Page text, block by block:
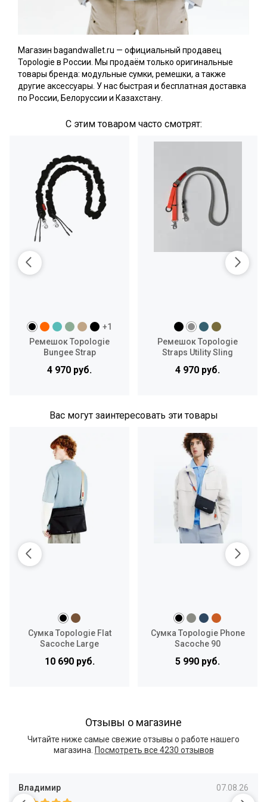
Магазин bagandwallet.ru — официальный продавец
Topologie в России. Мы продаём только оригинальные
товары бренда: модульные сумки, ремешки, а также
другие аксессуары. У нас быстрая и бесплатная доставка
по России, Белоруссии и Казахстану.
С этим товаром часто смотрят:
+1
Ремешок Topologie
Bungee Strap
4 970 руб.
Ремешок Topologie
Straps Utility Sling
4 970 руб.
Вас могут заинтересовать эти товары
Сумка Topologie Flat
Sacoche Large
10 690 руб.
Сумка Topologie Phone
Sacoche 90
5 990 руб.
Отзывы о магазине
Читайте ниже самые свежие отзывы о работе нашего
магазина. Посмотреть все 4230 отзывов
Владимир 07.08.26